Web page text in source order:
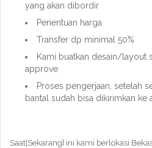
yang akan dibordir
Penentuan harga
Transfer dp minimal 50%
Kami buatkan desain/layout
approve
Proses pengerjaan, setelah
bantal sudah bisa dikirimkan ke
Saat|Sekarang} ini kami berlokasi